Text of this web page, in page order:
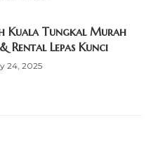
Kuala Tungkal Murah
Rental Lepas Kunci
24, 2025